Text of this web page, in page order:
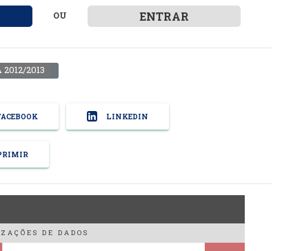
OU ENTRAR
2012/2013
LINKEDIN
DE DADOS